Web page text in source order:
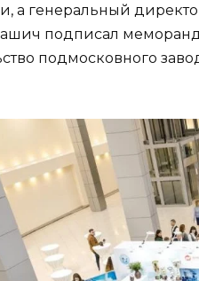
а генеральный
подписал
подмосковного